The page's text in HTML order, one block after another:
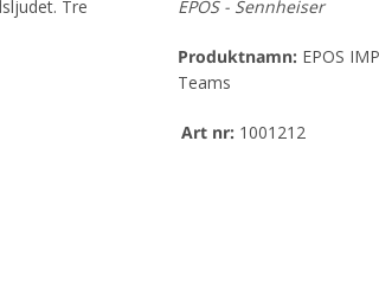
Tre
EPOS - Sennheiser
Produktnamn:EPOS
Teams
Art nr:1001212